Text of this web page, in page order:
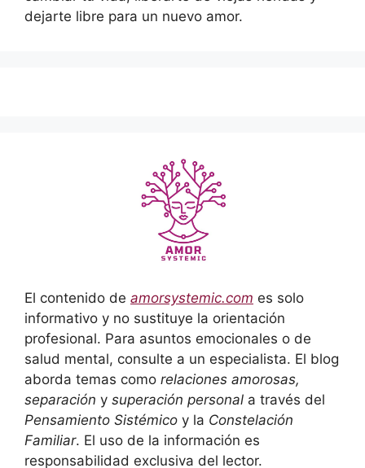
dejarte libre para un nuevo amor.
El contenido de amorsystemic.com es solo
informativo y no sustituye la orientación
profesional. Para asuntos emocionales o de
salud mental, consulte a un especialista. El blog
aborda temas como relaciones amorosas,
separación y superación personal a través del
Pensamiento Sistémico y la Constelación
Familiar. El uso de la información es
responsabilidad exclusiva del lector.